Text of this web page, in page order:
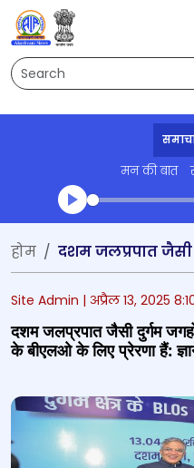
Search
मन की बात
होम
Site Admin | अप्रैल 13, 2025
दशम जलप्रपात जैसी दुर्गम
के बीएलओ के लिए प्रेरणा हैं: